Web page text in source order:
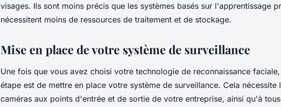
visages. Ils sont moins précis que les systèmes basés sur l'apprentissage
nécessitent moins de ressources de traitement et de stockage.
Mise en place de votre système de surveillance
Une fois que vous avez choisi votre technologie de reconnaissance
étape est de mettre en place votre système de surveillance. Cela nécessite
caméras aux points d'entrée et de sortie de votre entreprise, ainsi qu'à